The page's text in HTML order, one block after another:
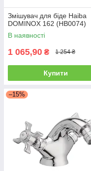
Змішувач для біде Haiba
DOMINOX 162 (HB0074)
В наявності
1 065,90 ₴ 1 254 ₴
Купити
–15%